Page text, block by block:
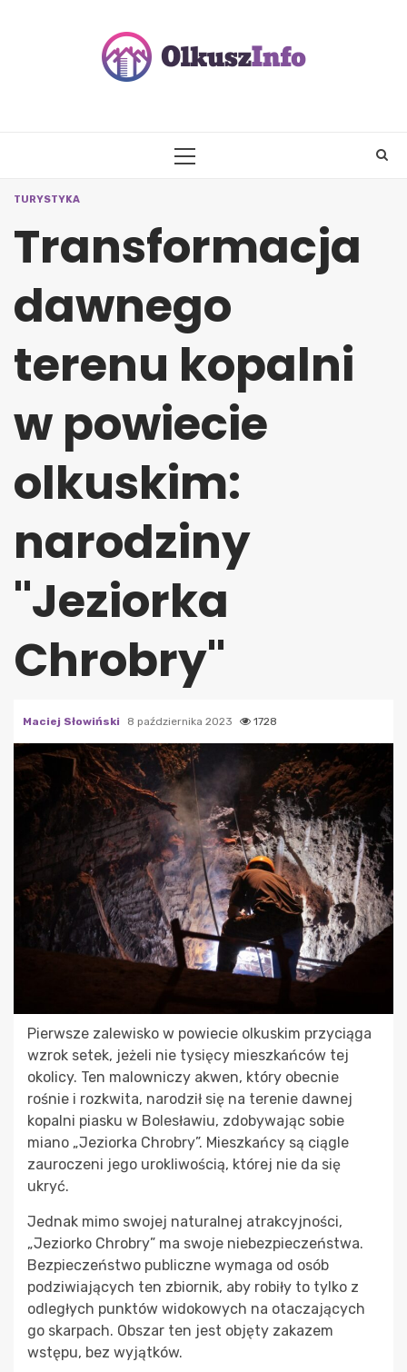
PRIMARY
TURYSTYKA
Transformacja
dawnego
terenu kopalni
w powiecie
olkuskim:
narodziny
"Jeziorka
Chrobry"
Maciej Słowiński 8 października 2023 1728
Pierwsze zalewisko w powiecie olkuskim przyciąga
wzrok setek, jeżeli nie tysięcy mieszkańców tej
okolicy. Ten malowniczy akwen, który obecnie
rośnie i rozkwita, narodził się na terenie dawnej
kopalni piasku w Bolesławiu, zdobywając sobie
miano „Jeziorka Chrobry”. Mieszkańcy są ciągle
zauroczeni jego urokliwością, której nie da się
ukryć.
Jednak mimo swojej naturalnej atrakcyjności,
„Jeziorko Chrobry” ma swoje niebezpieczeństwa.
Bezpieczeństwo publiczne wymaga od osób
podziwiających ten zbiornik, aby robiły to tylko z
odległych punktów widokowych na otaczających
go skarpach. Obszar ten jest objęty zakazem
wstępu, bez wyjątków.